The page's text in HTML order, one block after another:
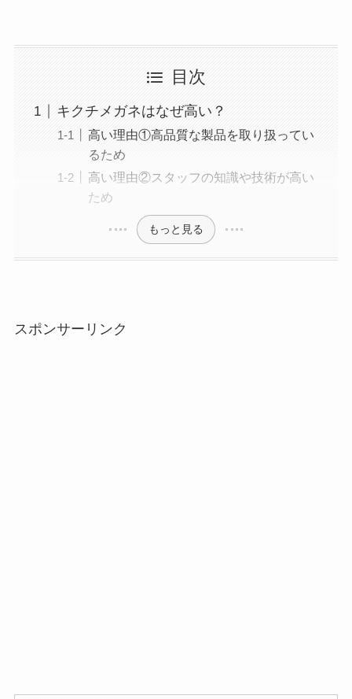
目次
キクチメガネはなぜ高い？
高い理由①高品質な製品を取り扱ってい
るため
高い理由②スタッフの知識や技術が高い
ため
もっと見る
スポンサーリンク